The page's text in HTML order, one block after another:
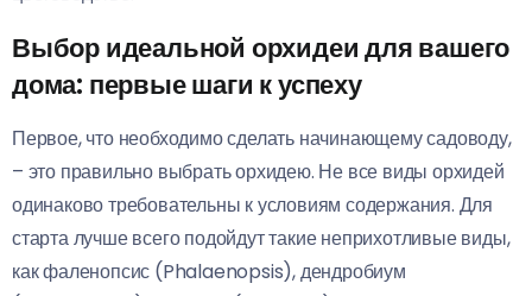
Выбор идеальной орхидеи для вашего
дома: первые шаги к успеху
Первое, что необходимо сделать начинающему садоводу,
– это правильно выбрать орхидею. Не все виды орхидей
одинаково требовательны к условиям содержания. Для
старта лучше всего подойдут такие неприхотливые виды,
как фаленопсис (Phalaenopsis), дендробиум